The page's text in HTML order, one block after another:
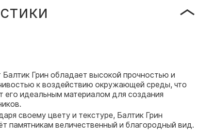
Балтик Грин обладает высокой прочностью и
к воздействию окружающей среды, что
его идеальным материалом для создания
своему цвету и текстуре, Балтик Грин
памятникам величественный и благородный вид.